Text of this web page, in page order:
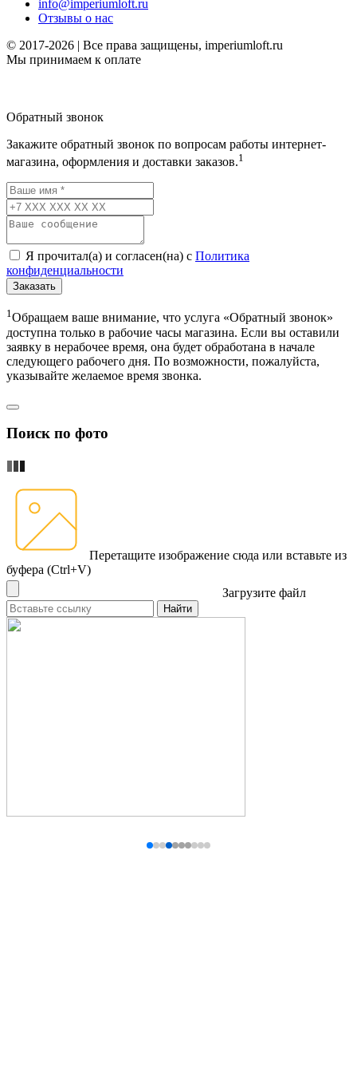
info@imperiumloft.ru
Отзывы о нас
© 2017-2026 | Все права защищены, imperiumloft.ru
Мы принимаем к оплате
Обратный звонок
Закажите обратный звонок по вопросам работы интернет-
магазина, оформления и доставки заказов.1
Я прочитал(а) и согласен(на) с Политика
конфиденциальности
Заказать
1Обращаем ваше внимание, что услуга «Обратный звонок»
доступна только в рабочие часы магазина. Если вы оставили
заявку в нерабочее время, она будет обработана в начале
следующего рабочего дня. По возможности, пожалуйста,
указывайте желаемое время звонка.
Поиск по фото
Перетащите изображение сюда или вставьте из
буфера (Ctrl+V)
Загрузите файл
Найти